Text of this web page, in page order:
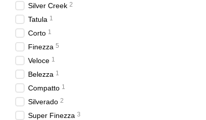
Silver Creek 2
Tatula 1
Corto 1
Finezza 5
Veloce 1
Belezza 1
Compatto 1
Silverado 2
Super Finezza 3